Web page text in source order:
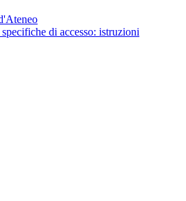
di accesso: istruzioni